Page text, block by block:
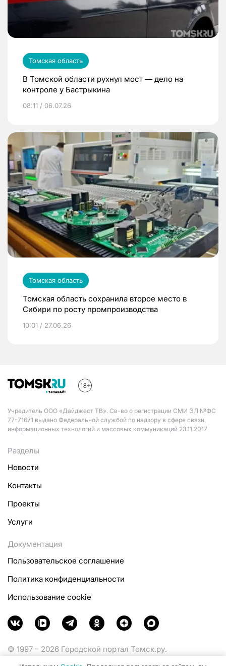
Томская область
В Томской области рухнул мост — дело на
контроле у Бастрыкина
08:11 / 06.07.26
Томская область
Томская область сохранила второе место в
Сибири по росту промпроизводства
10:01 / 27.06.26
Учредитель ООО «Дайджест ТВ». Св-во о регистрации СМИ ЭЛ №ФС
77-71671 выдано Федеральной службой по надзору в сфере связи,
информационных технологий и массовых коммуникаций 23.11.2017
Разделы
Новости
Контакты
Проекты
Услуги
Документация
Пользовательское соглашение
Политика конфиденциальности
Использование cookie
© 1997 – 2026 Городской портал Томск.ру.